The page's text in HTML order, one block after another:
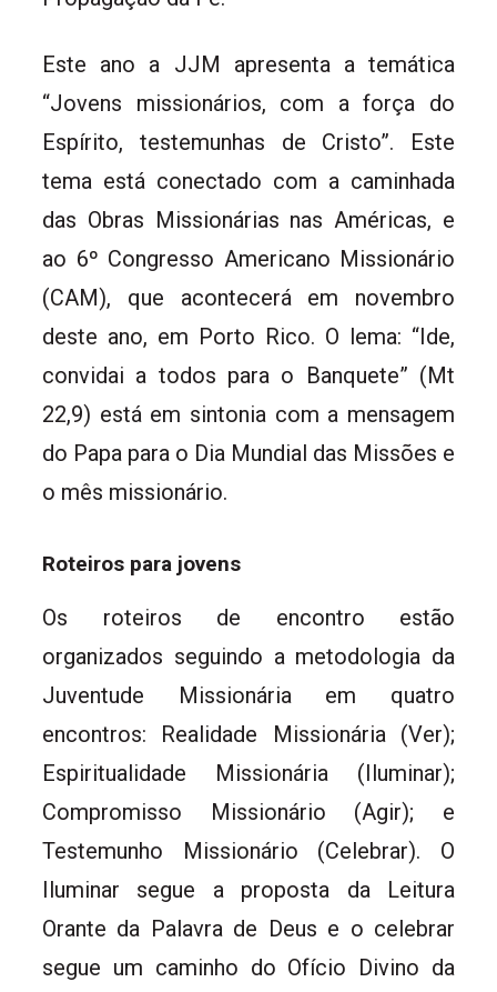
Este ano a JJM apresenta a temática
“Jovens missionários, com a força do
Espírito, testemunhas de Cristo”. Este
tema está conectado com a caminhada
das Obras Missionárias nas Américas, e
ao 6º Congresso Americano Missionário
(CAM), que acontecerá em novembro
deste ano, em Porto Rico. O lema: “Ide,
convidai a todos para o Banquete” (Mt
22,9) está em sintonia com a mensagem
do Papa para o Dia Mundial das Missões e
o mês missionário.
Roteiros para jovens
Os roteiros de encontro estão
organizados seguindo a metodologia da
Juventude Missionária em quatro
encontros: Realidade Missionária (Ver);
Espiritualidade Missionária (Iluminar);
Compromisso Missionário (Agir); e
Testemunho Missionário (Celebrar). O
Iluminar segue a proposta da Leitura
Orante da Palavra de Deus e o celebrar
segue um caminho do Ofício Divino da